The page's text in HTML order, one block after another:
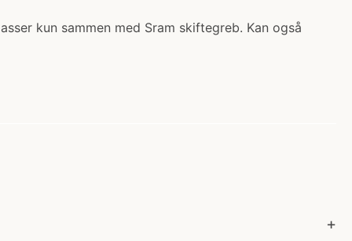
kun sammen med Sram skiftegreb. Kan også